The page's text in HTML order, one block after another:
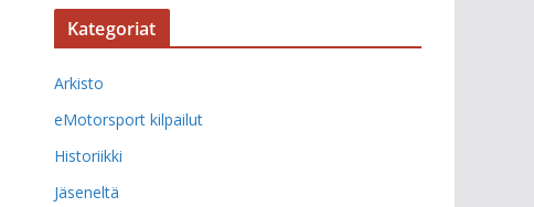
Kategoriat
Arkisto
eMotorsport kilpailut
Historiikki
Jäseneltä